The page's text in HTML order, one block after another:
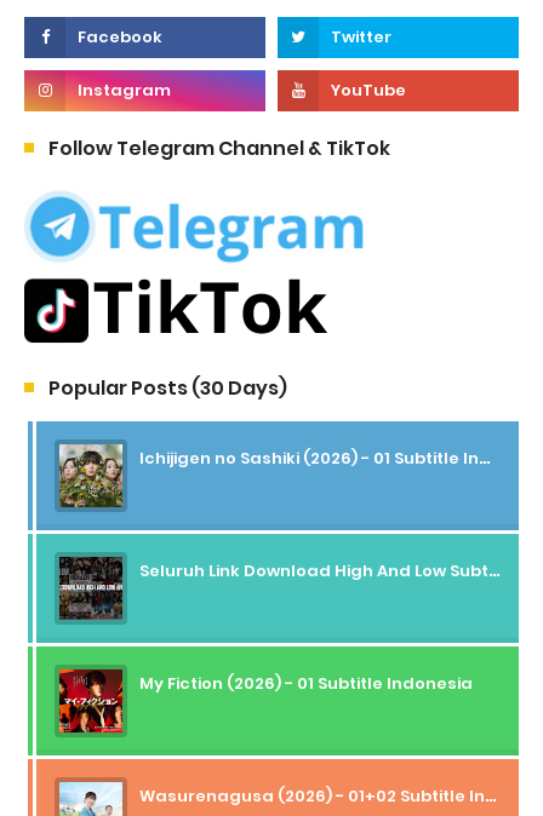
Follow Telegram Channel & TikTok
Popular Posts (30 Days)
Ichijigen no Sashiki (2026) - 01 Subtitle Indonesia
Seluruh Link Download High And Low Subtitle Indonesia
My Fiction (2026) - 01 Subtitle Indonesia
Wasurenagusa (2026) - 01+02 Subtitle Indonesia